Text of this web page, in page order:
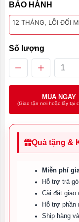
BẢO HÀNH
12 THÁNG, LỖI ĐỔI
Số lượng
MUA NGAY
(Giao tận nơi hoặc lấy tại
Quà tặng &
Miễn phí
Hỗ trợ trả
Cài đặt giao
Hỗ trợ phần
Ship hàng